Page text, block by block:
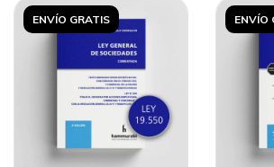
ENVÍO GRATIS ENVÍO